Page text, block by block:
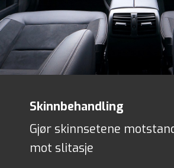
Skinnbehandling
Gjør skinnsetene
mot slitasje